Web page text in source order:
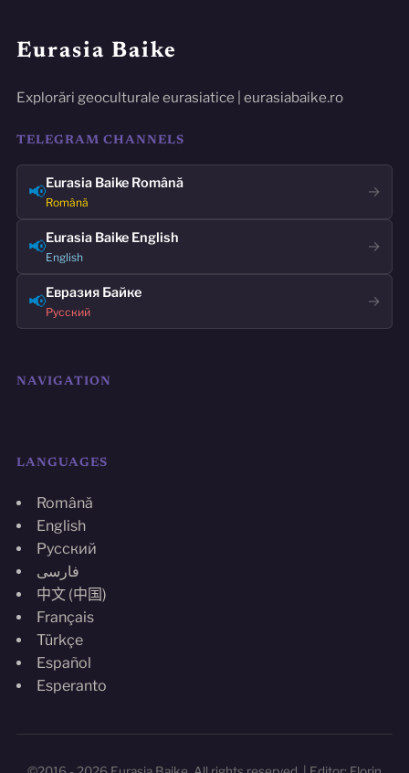
Eurasia Baike
Explorări geoculturale eurasiatice | eurasiabaike.ro
TELEGRAM CHANNELS
📢Eurasia Baike Română
Română
→
📢Eurasia Baike English
English
→
📢Евразия Байке
Русский
→
NAVIGATION
LANGUAGES
Română
English
Русский
فارسی
中文 (中国)
Français
Türkçe
Español
Esperanto